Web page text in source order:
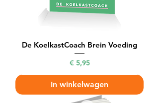
De KoelkastCoach Brein Voeding
Prijs
€ 5,95
In winkelwagen